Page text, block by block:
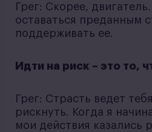
Грег: Скорее,
оставаться преданным
поддерживать ее.
Идти на риск – это то,
Грег: Страсть ведет
рискнуть. Когда я
мои действия казались